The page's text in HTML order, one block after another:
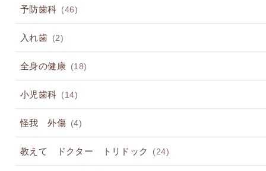
予防歯科 (46)
入れ歯 (2)
全身の健康 (18)
小児歯科 (14)
怪我 外傷 (4)
教えて ドクター トリドック (24)